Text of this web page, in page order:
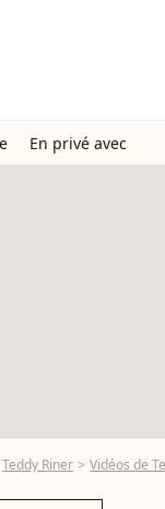
En privé avec
Teddy Riner Vidéos de